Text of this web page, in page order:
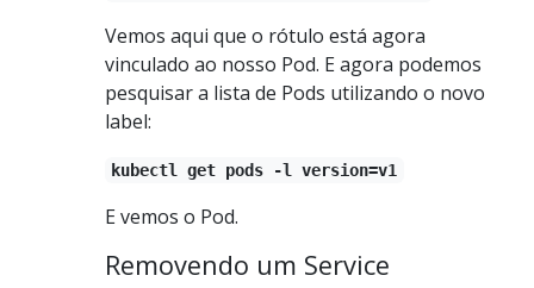
Vemos aqui que o rótulo está agora
vinculado ao nosso Pod. E agora podemos
pesquisar a lista de Pods utilizando o novo
label:
kubectl get pods -l version=v1
E vemos o Pod.
Removendo um Service